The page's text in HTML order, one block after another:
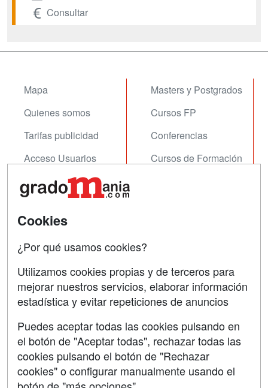
Consultar
Mapa
Quienes somos
Tarifas publicidad
Acceso Usuarios
Acceso Centros
Masters y Postgrados
Cursos FP
Conferencias
Cursos de Formación
Contactar
Copyleft
Grupo formazion:
Cookies
¿Por qué usamos cookies?
Utilizamos cookies propias y de terceros para
mejorar nuestros servicios, elaborar información
estadística y evitar repeticiones de anuncios
Puedes aceptar todas las cookies pulsando en
el botón de "Aceptar todas", rechazar todas las
cookies pulsando el botón de "Rechazar
cookies" o configurar manualmente usando el